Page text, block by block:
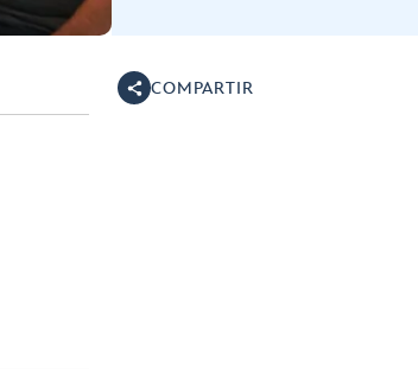
COMPARTIR